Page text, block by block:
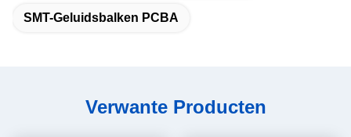
SMT-Geluidsbalken PCBA
Verwante Producten